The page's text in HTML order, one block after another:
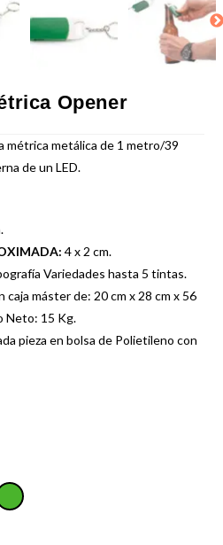
Opener
métrica metálica de 1 metro/39
de un LED.
4 x 2 cm.
Variedades hasta 5 tintas.
caja máster de: 20 cm x 28 cm x 56
Neto: 15 Kg.
pieza en bolsa de Polietileno con